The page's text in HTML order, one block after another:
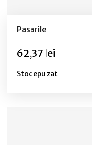
Pasarile
62,37 lei
Stoc epuizat